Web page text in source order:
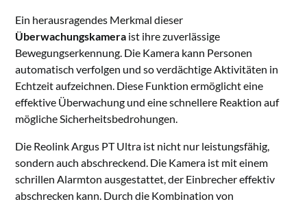
Ein herausragendes Merkmal dieser
Überwachungskamera ist ihre zuverlässige
Bewegungserkennung. Die Kamera kann Personen
automatisch verfolgen und so verdächtige Aktivitäten in
Echtzeit aufzeichnen. Diese Funktion ermöglicht eine
effektive Überwachung und eine schnellere Reaktion auf
mögliche Sicherheitsbedrohungen.
Die Reolink Argus PT Ultra ist nicht nur leistungsfähig,
sondern auch abschreckend. Die Kamera ist mit einem
schrillen Alarmton ausgestattet, der Einbrecher effektiv
abschrecken kann. Durch die Kombination von